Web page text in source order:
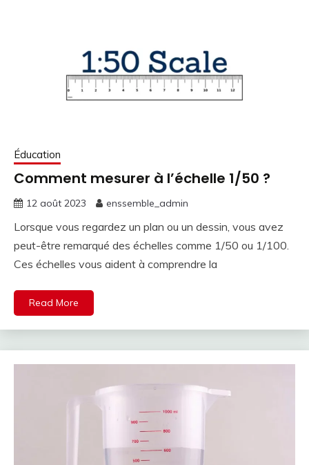
Éducation
Comment mesurer à l’échelle 1/50 ?
12 août 2023 enssemble_admin
Lorsque vous regardez un plan ou un dessin, vous avez
peut-être remarqué des échelles comme 1/50 ou 1/100.
Ces échelles vous aident à comprendre la
Read More